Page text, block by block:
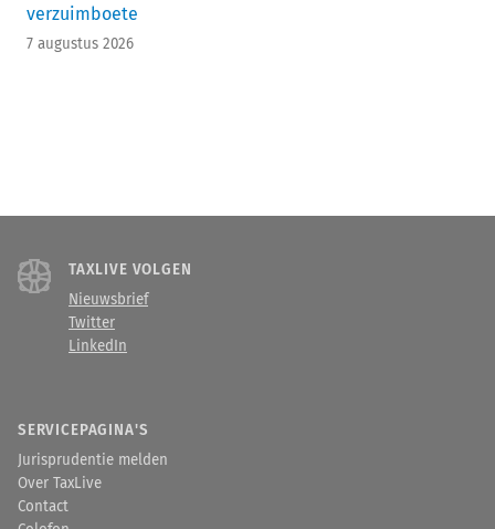
verzuimboete
7 augustus 2026
TAXLIVE VOLGEN
Nieuwsbrief
Twitter
LinkedIn
SERVICEPAGINA'S
Jurisprudentie melden
Over TaxLive
Contact